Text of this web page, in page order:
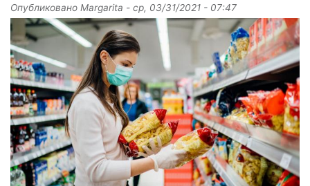
Опубликовано Margarita - ср, 03/31/2021 - 07:47